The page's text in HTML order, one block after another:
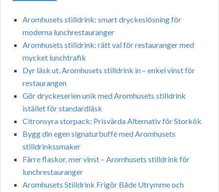
Aromhusets stilldrink: smart dryckeslösning för
moderna lunchrestauranger
Aromhusets stilldrink: rätt val för restauranger med
mycket lunchtrafik
Dyr läsk ut, Aromhusets stilldrink in – enkel vinst för
restaurangen
Gör dryckeserien unik med Aromhusets stilldrink
istället för standardläsk
Citronsyra storpack: Prisvärda Alternativ för Storkök
Bygg din egen signaturbuffé med Aromhusets
stilldrinkssmaker
Färre flaskor, mer vinst – Aromhusets stilldrink för
lunchrestauranger
Aromhusets Stilldrink Frigör Både Utrymme och